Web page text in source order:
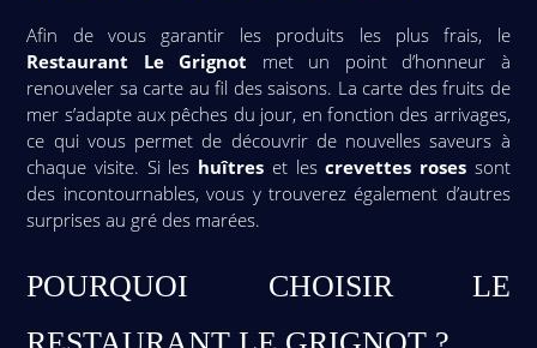
Afin de vous garantir les produits les plus frais, le
Restaurant Le Grignot met un point d’honneur à
renouveler sa carte au fil des saisons. La carte des fruits de
mer s’adapte aux pêches du jour, en fonction des arrivages,
ce qui vous permet de découvrir de nouvelles saveurs à
chaque visite. Si les huîtres et lescrevettes rosessont
des incontournables, vous y trouverez également d’autres
surprises au gré des marées.
POURQUOI CHOISIR LE